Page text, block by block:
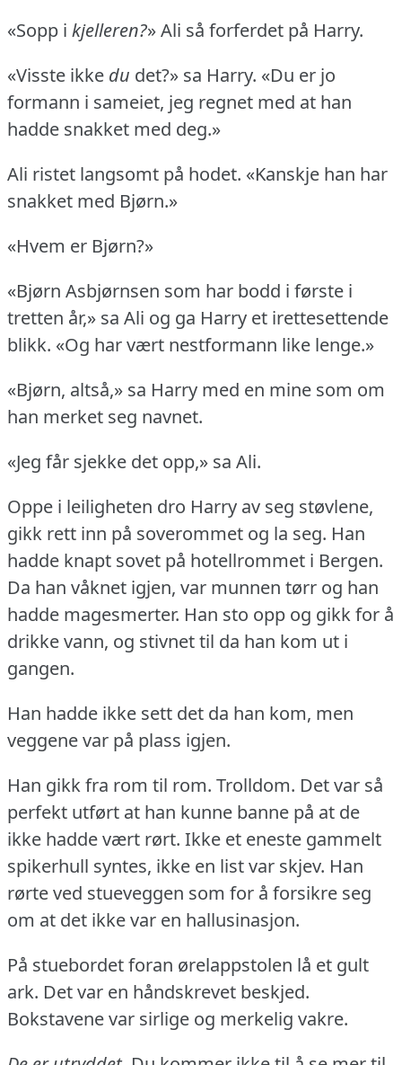
«Sopp i kjelleren?» Ali så forferdet på Harry.
«Visste ikke du det?» sa Harry. «Du er jo
formann i sameiet, jeg regnet med at han
hadde snakket med deg.»
Ali ristet langsomt på hodet. «Kanskje han har
snakket med Bjørn.»
«Hvem er Bjørn?»
«Bjørn Asbjørnsen som har bodd i første i
tretten år,» sa Ali og ga Harry et irettesettende
blikk. «Og har vært nestformann like lenge.»
«Bjørn, altså,» sa Harry med en mine som om
han merket seg navnet.
«Jeg får sjekke det opp,» sa Ali.
Oppe i leiligheten dro Harry av seg støvlene,
gikk rett inn på soverommet og la seg. Han
hadde knapt sovet på hotellrommet i Bergen.
Da han våknet igjen, var munnen tørr og han
hadde magesmerter. Han sto opp og gikk for å
drikke vann, og stivnet til da han kom ut i
gangen.
Han hadde ikke sett det da han kom, men
veggene var på plass igjen.
Han gikk fra rom til rom. Trolldom. Det var så
perfekt utført at han kunne banne på at de
ikke hadde vært rørt. Ikke et eneste gammelt
spikerhull syntes, ikke en list var skjev. Han
rørte ved stueveggen som for å forsikre seg
om at det ikke var en hallusinasjon.
På stuebordet foran ørelappstolen lå et gult
ark. Det var en håndskrevet beskjed.
Bokstavene var sirlige og merkelig vakre.